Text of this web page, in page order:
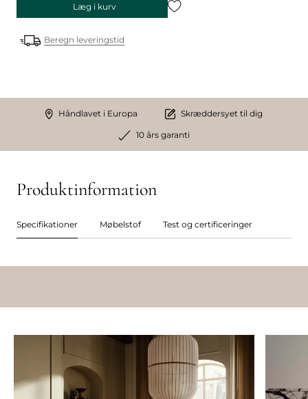
Læg i kurv
Beregn leveringstid
Håndlavet i Europa Skræddersyet til dig
10 års garanti
Produktinformation
Specifikationer Møbelstof Test og certificeringer